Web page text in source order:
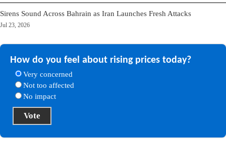
Sirens Sound Across Bahrain as Iran Launches Fresh Attacks
Jul 23, 2026
How do you feel about rising prices today?
Very concerned
Not too affected
No impact